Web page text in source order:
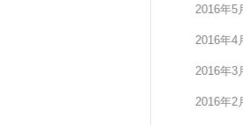
2016年5
2016年4
2016年3
2016年2